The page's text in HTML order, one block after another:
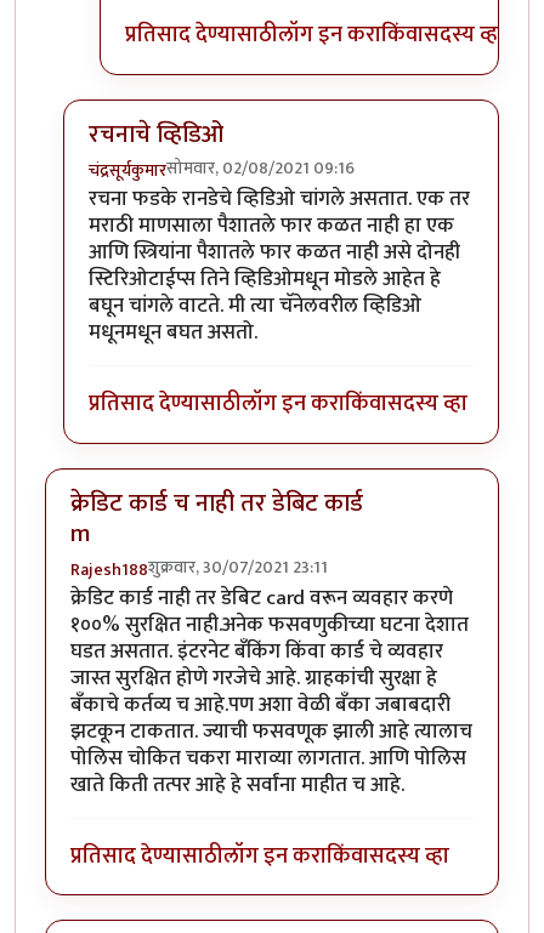
प्रतिसाद देण्यासाठीलॉग इन कराकिंवासदस्य व्हा
रचनाचे व्हिडिओ
चंद्रसूर्यकुमारसोमवार, 02/08/2021 09:16
In reply toमी क्रेडिट कार्ड अजिबात वापरुbyमदनबाण
रचना फडके रानडेचे व्हिडिओ चांगले असतात. एक तर
मराठी माणसाला पैशातले फार कळत नाही हा एक
आणि स्त्रियांना पैशातले फार कळत नाही असे दोनही
स्टिरिओटाईप्स तिने व्हिडिओमधून मोडले आहेत हे
बघून चांगले वाटते. मी त्या चॅनेलवरील व्हिडिओ
मधूनमधून बघत असतो.
प्रतिसाद देण्यासाठीलॉग इन कराकिंवासदस्य व्हा
क्रेडिट कार्ड च नाही तर डेबिट कार्ड
m
Rajesh188शुक्रवार, 30/07/2021 23:11
क्रेडिट कार्ड नाही तर डेबिट card वरून व्यवहार करणे
१००% सुरक्षित नाही.अनेक फसवणुकीच्या घटना देशात
घडत असतात. इंटरनेट बँकिंग किंवा कार्ड चे व्यवहार
जास्त सुरक्षित होणे गरजेचे आहे. ग्राहकांची सुरक्षा हे
बँकाचे कर्तव्य च आहे.पण अशा वेळी बँका जबाबदारी
झटकून टाकतात. ज्याची फसवणूक झाली आहे त्यालाच
पोलिस चोकित चकरा माराव्या लागतात. आणि पोलिस
खाते किती तत्पर आहे हे सर्वांना माहीत च आहे.
प्रतिसाद देण्यासाठीलॉग इन कराकिंवासदस्य व्हा